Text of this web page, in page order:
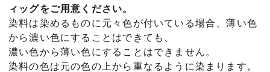
ィッグをご用意ください。
染料は染めるものに元々色が付いている場合、薄い色
から濃い色にすることはできても、
濃い色から薄い色にすることはできません。
染料の色は元の色の上から重なるように染まります。